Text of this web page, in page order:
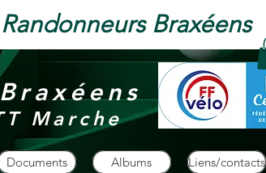
Braxéens
Marche
Documents Albums Liens/contacts